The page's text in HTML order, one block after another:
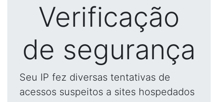
Verificação
de segurança
Seu IP fez diversas tentativas de
acessos suspeitos a sites hospedados